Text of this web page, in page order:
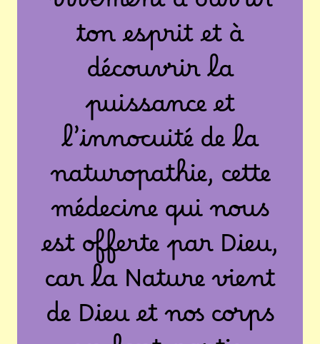
ton esprit et à
découvrir la
puissance et
l’innocuité de la
naturopathie, cette
médecine qui nous
est offerte par Dieu,
car la Nature vient
de Dieu et nos corps